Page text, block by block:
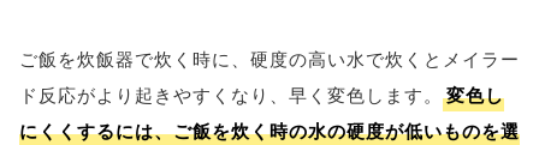
ご飯を炊飯器で炊く時に、硬度の高い水で炊くとメイラー
ド反応がより起きやすくなり、早く変色します。
変色し
にくくするには、ご飯を炊く時の水の硬度が低いものを選